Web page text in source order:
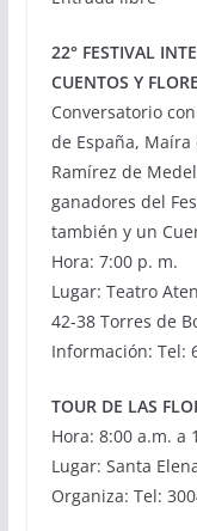
22° FESTIVAL
CUENTOS Y
Conversatorio
de España,
Ramírez de
ganadores del
también y un
Hora: 7:00 p. m.
Lugar: Teatro
42-38 Torres de
Información: Tel:
TOUR DE LAS
Hora: 8:00 a.m. a
Lugar: Santa
Organiza: Tel: